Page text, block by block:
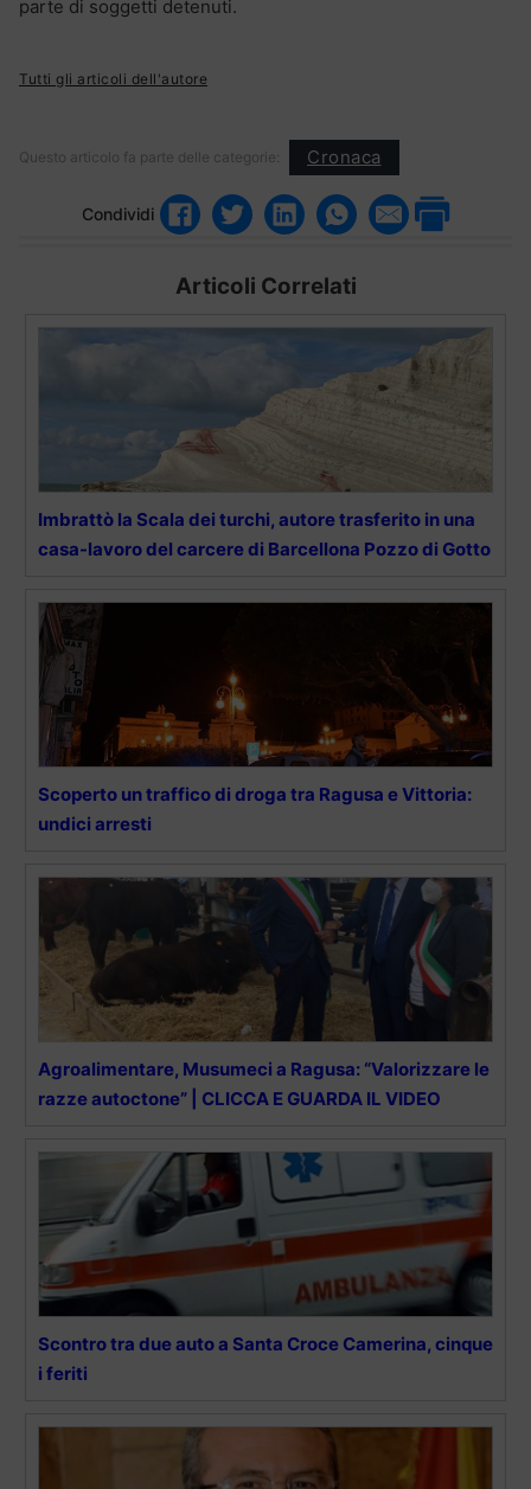
parte di soggetti detenuti.
Tutti gli articoli dell'autore
Questo articolo fa parte delle categorie: Cronaca
Condividi
Articoli Correlati
Imbrattò la Scala dei turchi, autore trasferito in una
casa-lavoro del carcere di Barcellona Pozzo di Gotto
Scoperto un traffico di droga tra Ragusa e Vittoria:
undici arresti
Agroalimentare, Musumeci a Ragusa: “Valorizzare le
razze autoctone” | CLICCA E GUARDA IL VIDEO
Scontro tra due auto a Santa Croce Camerina, cinque
i feriti